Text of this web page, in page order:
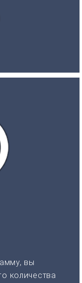
вы
количества